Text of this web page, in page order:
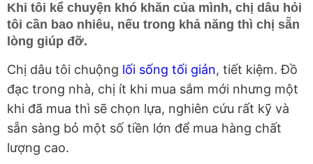
Khi tôi kể chuyện khó khăn của mình, chị dâu hỏi
tôi cần bao nhiêu, nếu trong khả năng thì chị sẵn
lòng giúp đỡ.
Chị dâu tôi chuộng lối sống tối giản, tiết kiệm. Đồ
đạc trong nhà, chị ít khi mua sắm mới nhưng một
khi đã mua thì sẽ chọn lựa, nghiên cứu rất kỹ và
sẵn sàng bỏ một số tiền lớn để mua hàng chất
lượng cao.